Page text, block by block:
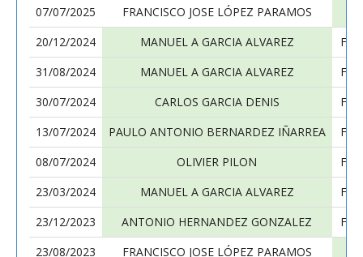
07/07/2025
FRANCISCO JOSE LÓPEZ PARAMOS
20/12/2024
MANUEL A GARCIA ALVAREZ
31/08/2024
MANUEL A GARCIA ALVAREZ
30/07/2024
CARLOS GARCIA DENIS
13/07/2024
PAULO ANTONIO BERNARDEZ IÑARREA
08/07/2024
OLIVIER PILON
23/03/2024
MANUEL A GARCIA ALVAREZ
23/12/2023
ANTONIO HERNANDEZ GONZALEZ
23/08/2023
FRANCISCO JOSE LÓPEZ PARAMOS